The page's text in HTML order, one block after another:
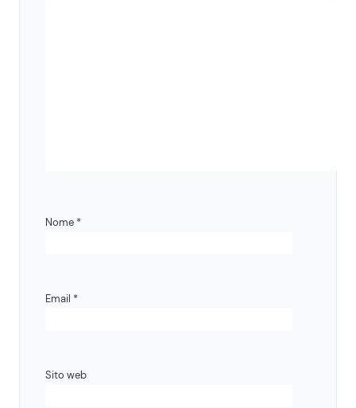
Nome *
Email *
Sito web